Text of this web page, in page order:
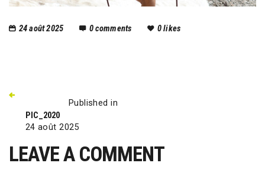
24 août 2025 0comments 0likes
Published in
PIC_2020
24 août 2025
LEAVE A COMMENT